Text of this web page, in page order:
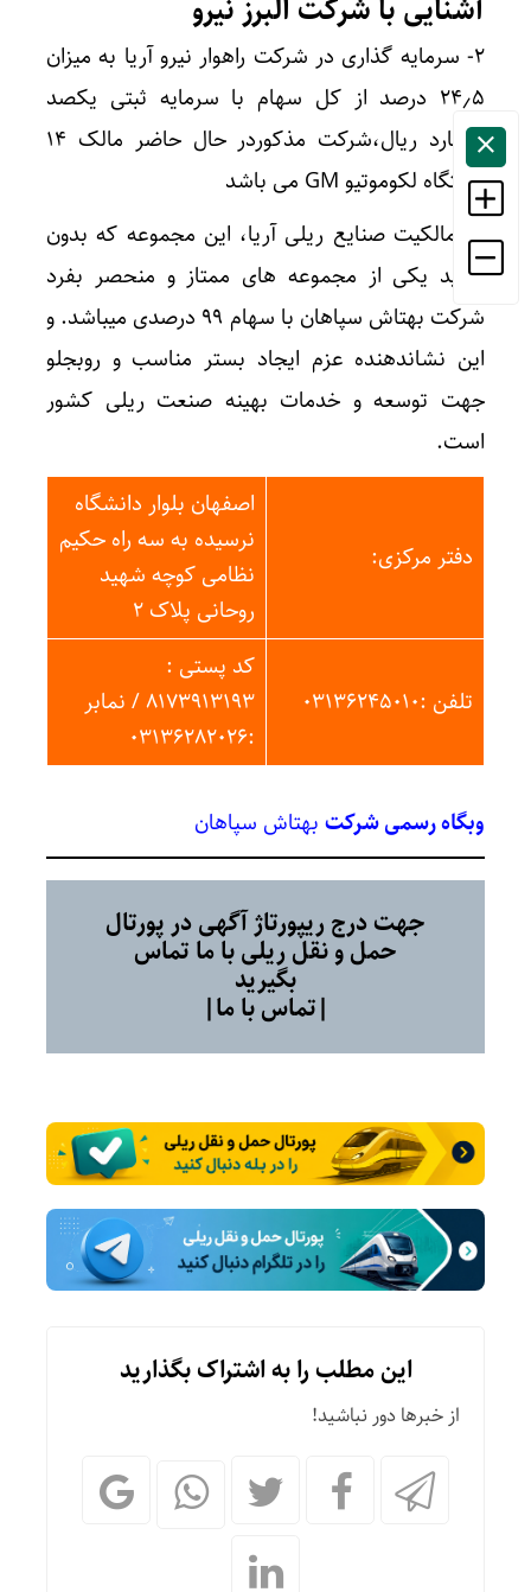
آشنایی با شرکت البرز نیرو
۲- سرمایه گذاری در شرکت راهوار نیرو آریا به میزان
۲۴٫۵ درصد از کل سهام با سرمایه ثبتی یکصد
میلیارد ریال،شرکت مذکوردر حال حاضر مالک ۱۴
دستگاه لکوموتیو GM می باشد
۳- مالکیت صنایع ریلی آریا، این مجموعه که بدون
تردید یکی از مجموعه های ممتاز و منحصر بفرد
شرکت بهتاش سپاهان با سهام ۹۹ درصدی میباشد. و
این نشاندهنده عزم ایجاد بستر مناسب و روبجلو
جهت توسعه و خدمات بهینه صنعت ریلی کشور
است.
دفتر مرکزی:
اصفهان بلوار دانشگاه
نرسیده به سه راه حکیم
نظامی کوچه شهید
روحانی پلاک ۲
تلفن :۰۳۱۳۶۲۴۵۰۱۰
کد پستی :
۸۱۷۳۹۱۳۱۹۳ / نمابر
:۰۳۱۳۶۲۸۲۰۲۶
وبگاه رسمی شرکت بهتاش سپاهان
جهت درج ریپورتاژ آگهی در پورتال
حمل و نقل ریلی با ما تماس
بگیرید
|تماس با ما|
این مطلب را به اشتراک بگذارید
از خبرها دور نباشید!